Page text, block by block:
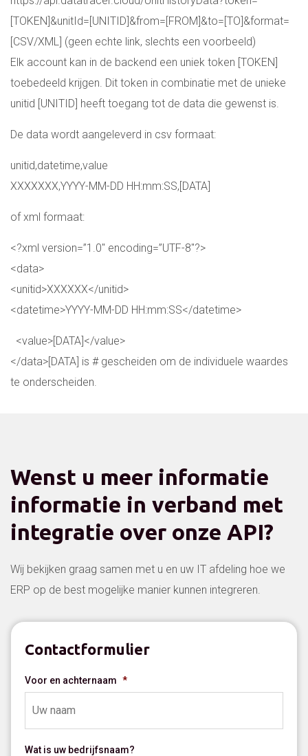
[TOKEN]&unitId=[UNITID]&from=[FROM]&to=[TO]&format=
[CSV/XML] (geen echte link, slechts een voorbeeld)
Elk account kan in de backend een uniek token [TOKEN]
toebedeeld krijgen. Dit token in combinatie met de unieke
unitid [UNITID] heeft toegang tot de data die gewenst is.
De data wordt aangeleverd in csv formaat:
unitid,datetime,value
XXXXXXX,YYYY-MM-DD HH:mm:SS,[DATA]
of xml formaat:
<?xml version=”1.0″ encoding=”UTF-8″?>
<data>
<unitid>XXXXXX</unitid>
<datetime>YYYY-MM-DD HH:mm:SS</datetime>
<value>[DATA]</value>
</data>[DATA] is # gescheiden om de individuele waardes
te onderscheiden.
Wenst u meer informatie
informatie in verband met
integratie over onze API?
Wij bekijken graag samen met u en uw IT afdeling hoe we
ERP op de best mogelijke manier kunnen integreren.
Contactformulier
Voor en achternaam *
Wat is uw bedrijfsnaam?